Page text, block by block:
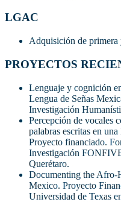
LGAC
Adquisición de primera
PROYECTOS
Lenguaje y cognición
Lengua de Señas
Investigación
Percepción de vocales
palabras escritas en
Proyecto financiado.
Investigación
Querétaro.
Documenting the Afro-
Mexico. Proyecto
Universidad de Texas